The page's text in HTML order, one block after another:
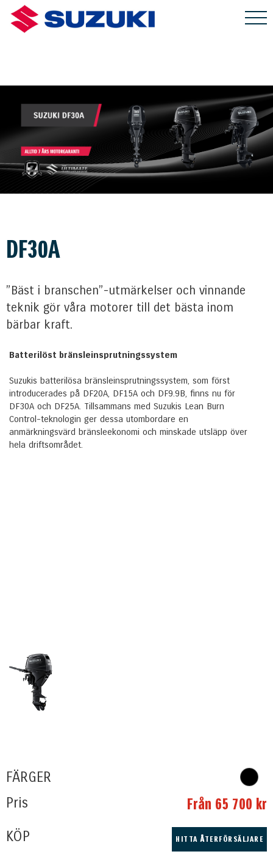
DF30A
”Bäst i branschen”-utmärkelser och vinnande
teknik gör våra motorer till det bästa inom
bärbar kraft.
Batterilöst bränsleinsprutningssystem
Suzukis batterilösa bränsleinsprutningssystem, som först
introducerades på DF20A, DF15A och DF9.9B, finns nu för
DF30A och DF25A. Tillsammans med Suzukis Lean Burn
Control-teknologin ger dessa utombordare en
anmärkningsvärd bränsleekonomi och minskade utsläpp över
hela driftsområdet.
FÄRGER
Pris
Från 65 700 kr
KÖP HITTA ÅTERFÖRSÄLJARE